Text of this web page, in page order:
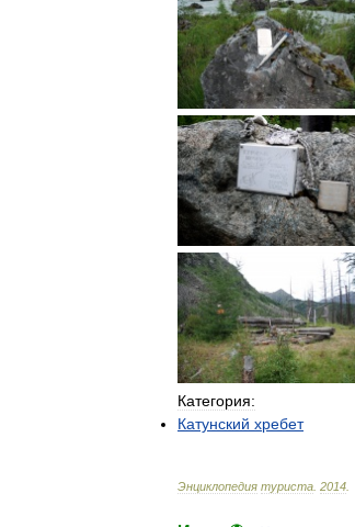
Категория:
Катунский хребет
Энциклопедия туриста 2014